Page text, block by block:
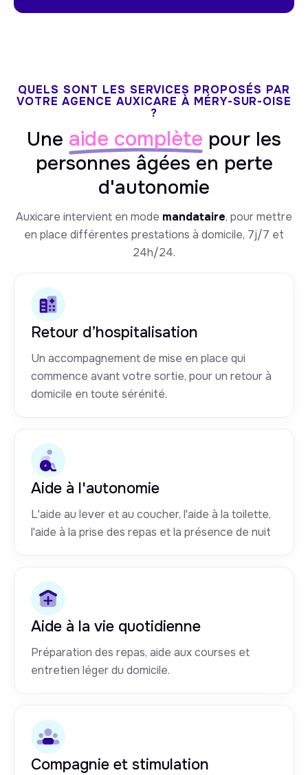
QUELS SONT LES SERVICES PROPOSÉS PAR
VOTRE AGENCE AUXICARE À MÉRY-SUR-OISE
?
Une aide complète pour les
personnes âgées en perte
d'autonomie
Auxicare intervient en mode mandataire, pour mettre
en place différentes prestations à domicile, 7j/7 et
24h/24.
Retour d’hospitalisation
Un accompagnement de mise en place qui
commence avant votre sortie, pour un retour à
domicile en toute sérénité.
Aide à l'autonomie
L'aide au lever et au coucher, l'aide à la toilette,
l'aide à la prise des repas et la présence de nuit
Aide à la vie quotidienne
Préparation des repas, aide aux courses et
entretien léger du domicile.
Compagnie et stimulation